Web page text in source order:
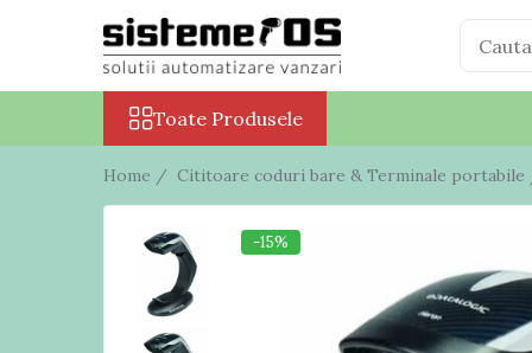
Toate Produsele
Case marcat fiscale
Cantare electronice
Cantare cu etichetare
Cantare incorporabile
Cantare industriale
Toate Produsele
Home / Cititoare coduri bare & Terminale
-15%